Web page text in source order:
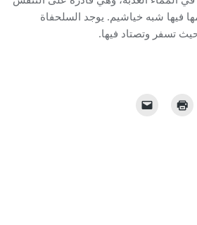
فيها شبه خياشيم. يوجد السلحفاة
تسفر وتصتاد فيها.